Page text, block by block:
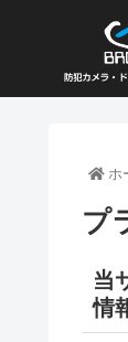
ホ
プ
当
情